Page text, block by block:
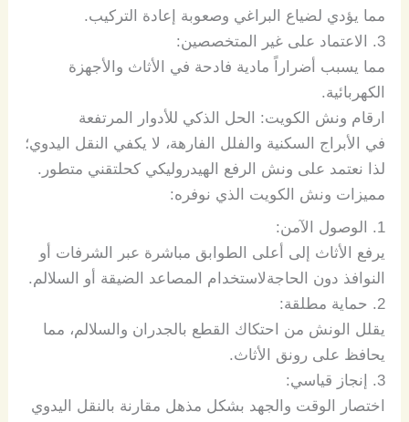
مما يؤدي لضياع البراغي وصعوبة إعادة التركيب.
3.
الاعتماد على غير المتخصصين:
مما يسبب أضراراً مادية فادحة في الأثاث والأجهزة
الكهربائية.
​ارقام ونش الكويت: الحل الذكي للأدوار
المرتفعة
في
الأبراج السكنية والفلل الفارهة، لا يكفي النقل
اليدوي؛
لذا
نعتمد على ونش الرفع الهيدروليكي كحلتقني متطور .
مميزات ونش الكويت الذي نوفره:
1.
الوصول الآمن:
يرفع
الأثاث إلى أعلى الطوابق مباشرة عبر الشرفات
أو
النوافذ دون الحاجةلاستخدام المصاعد الضيقة أو السلالم.
2.
حماية مطلقة:
يقلل
الونش من احتكاك القطع بالجدران والسلالم، مما
يحافظ على رونق الأثاث.
3.
إنجاز قياسي:
اختصار
الوقت والجهد بشكل مذهل مقارنة بالنقل
اليدوي